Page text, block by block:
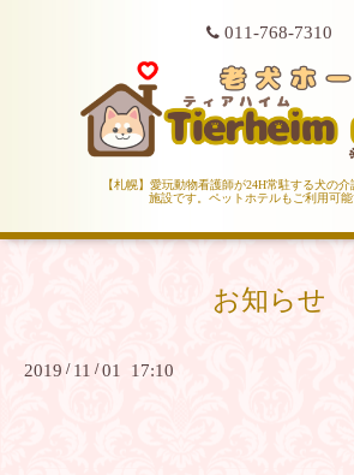
011-768-7310
【札幌】愛玩動物看護師が24H常駐する犬の
施設です。ペットホテルもご利用可能
お知らせ
2019 / 11 /01 17:10